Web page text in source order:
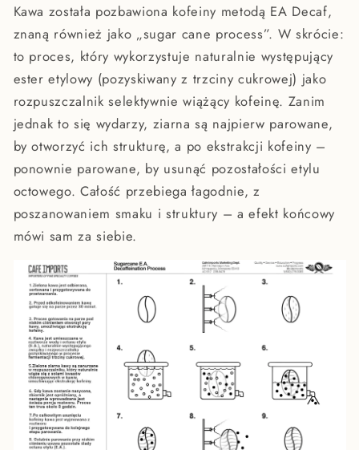
Kawa została pozbawiona kofeiny metodą EA Decaf,
znaną również jako „sugar cane process”. W skrócie:
to proces, który wykorzystuje naturalnie występujący
ester etylowy (pozyskiwany z trzciny cukrowej) jako
rozpuszczalnik selektywnie wiążący kofeinę. Zanim
jednak to się wydarzy, ziarna są najpierw parowane,
by otworzyć ich strukturę, a po ekstrakcji kofeiny –
ponownie parowane, by usunąć pozostałości etylu
octowego. Całość przebiega łagodnie, z
poszanowaniem smaku i struktury – a efekt końcowy
mówi sam za siebie.